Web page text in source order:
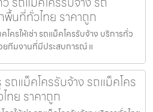
พื้นที่ทั่วไทย ราคาถูก
โครให้เช่า รถแม็คโครรับจ้าง บริการทั่ว
ยทีมงานที่มีประสบการณ์ แ
ถแม็คโครรับจ้าง รถแม็คโคร
ทย ราคาถูก